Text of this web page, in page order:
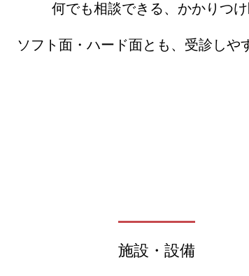
何でも相談できる、かかりつ
ソフト面・ハード面とも、受診しや
施設・設備